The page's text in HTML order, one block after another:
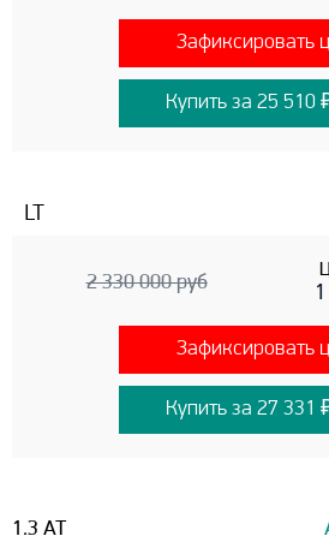
Зафиксировать
Купить за 25 510
LT
2 330 000 руб
Зафиксировать
Купить за 27 331
1.3 AT